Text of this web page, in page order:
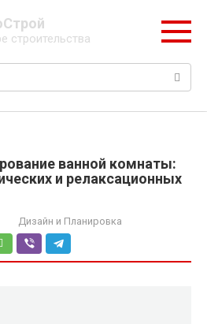
строительства
ванной комнаты:
и релаксационных
Дизайн и Планировка